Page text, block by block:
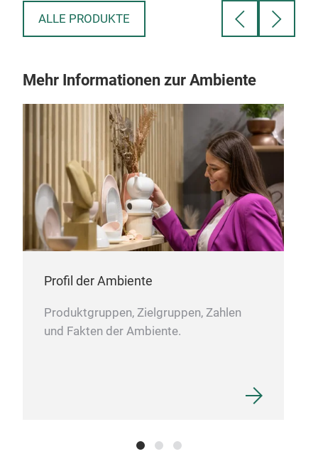
ALLE PRODUKTE
Mehr Informationen zur Ambiente
Profil der Ambiente
Produktgruppen, Zielgruppen, Zahlen
und Fakten der Ambiente.